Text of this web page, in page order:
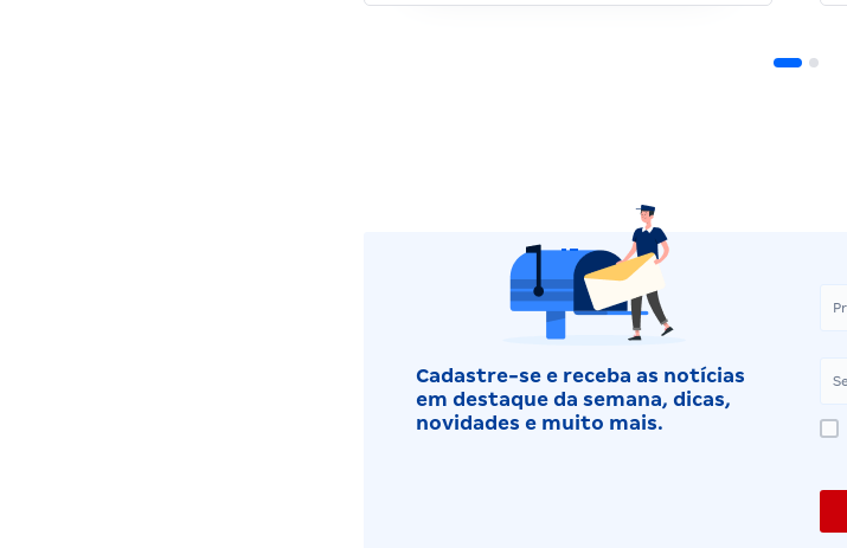
Cadastre-se e receba as notícias
em destaque da semana, dicas,
novidades e muito mais.